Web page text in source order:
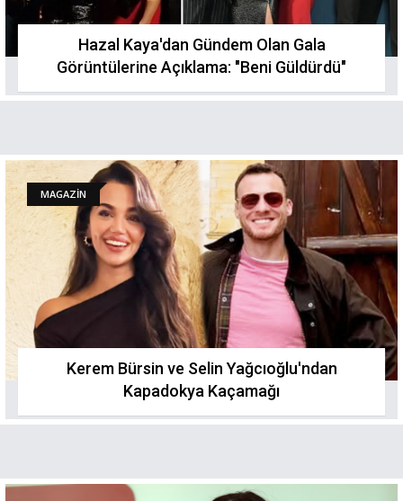
Hazal Kaya'dan Gündem Olan Gala
Görüntülerine Açıklama: "Beni Güldürdü"
MAGAZİN
Kerem Bürsin ve Selin Yağcıoğlu'ndan
Kapadokya Kaçamağı